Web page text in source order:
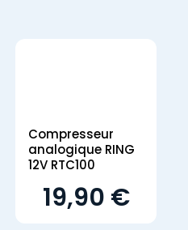
Compresseur
analogique RING
12V RTC100
19,90 €